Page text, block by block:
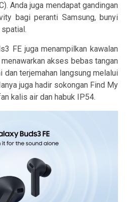
Anda juga mendapat gandingan
bagi peranti Samsung, bunyi
FE juga menampilkan kawalan
akses bebas tangan
dan terjemahan langsung melalui
juga hadir sokongan Find My
kalis air dan habuk IP54.